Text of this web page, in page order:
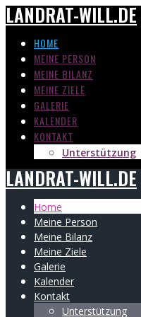
Zum
Inhalt
springen
LANDRAT-WILL.DE
HOME
MEINE PERSON
MEINE BILANZ
MEINE ZIELE
GALERIE
KALENDER
KONTAKT
Unterstützung
LANDRAT-WILL.DE
Home
Meine Person
Meine Bilanz
Meine Ziele
Galerie
Kalender
Kontakt
Unterstützung